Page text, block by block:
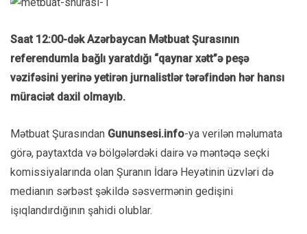
Saat 12:00-dək Azərbaycan Mətbuat Şurasının
referendumla bağlı yaratdığı “qaynar xətt”ə peşə
vəzifəsini yerinə yetirən jurnalistlər tərəfindən hər hansı
müraciət daxil olmayıb.
Mətbuat Şurasından Gununsesi.info-ya verilən məlumata
görə, paytaxtda və bölgələrdəki dairə və məntəqə seçki
komissiyalarında olan Şuranın İdarə Heyətinin üzvləri də
medianın sərbəst şəkildə səsvermənin gedişini
işıqlandırdığının şahidi olublar.